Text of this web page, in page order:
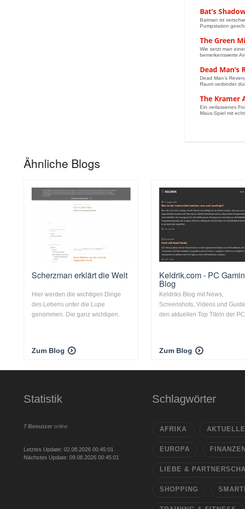
Bat’s
Batman ist
Pumpstation
The Green
Wie setzt man
bemerkenswerte
Dead Man’s
Dead Man’s
Raum verbindet
The Kramer
Ein verlassenes
Maus-Spiel mit
Ähnliche Blogs
Scherzman erklärt die Welt
Hier werden die wichtigen Dinge
des Lebens unter die Lupe
genommen. Die ganz wichtigen.
Zum Blog
Keldrik.com - PC
Blog
Keldriks Blog mit News,
Screenshots, Videos und
den aktuellen Top Titeln der
Zum Blog
Statistik
7 Benutzer online
Letztes Update: 02.08.2026 00:45:01
Nächstes Update: 09.08.2026 00:45:01
Schlagwörter
AFRIKA
EUROPA FINANZEN
LIEBE &
SHOPPING